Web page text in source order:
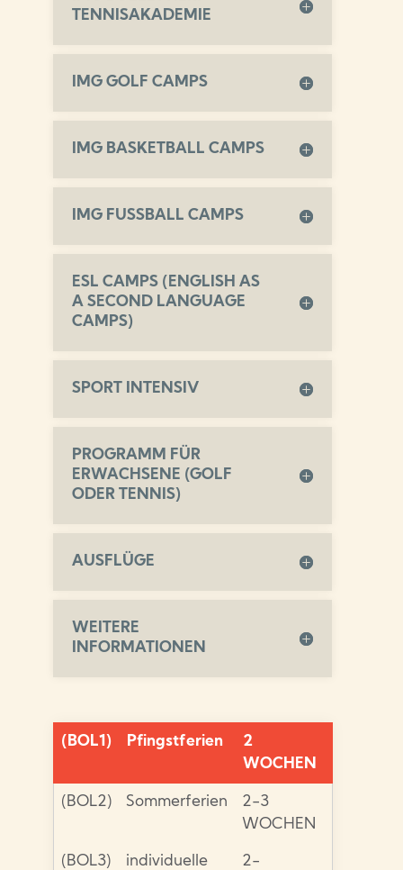
TENNISAKADEMIE
IMG GOLF CAMPS
IMG BASKETBALL CAMPS
IMG FUSSBALL CAMPS
ESL CAMPS (ENGLISH AS
A SECOND LANGUAGE
CAMPS)
SPORT INTENSIV
PROGRAMM FÜR
ERWACHSENE (GOLF
ODER TENNIS)
AUSFLÜGE
WEITERE
INFORMATIONEN
(BOL1) Pfingstferien
2
WOCHEN
(BOL2) Sommerferien
2-3
WOCHEN
(BOL3) individuelle 2-